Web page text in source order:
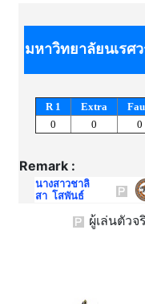
มหาวิทยาลัยนเรศ
R 1 Extra
0
0 0
Remark :
นางสาวชาลิ
สา โสพันธ์
ผู้เล่นตัวจ